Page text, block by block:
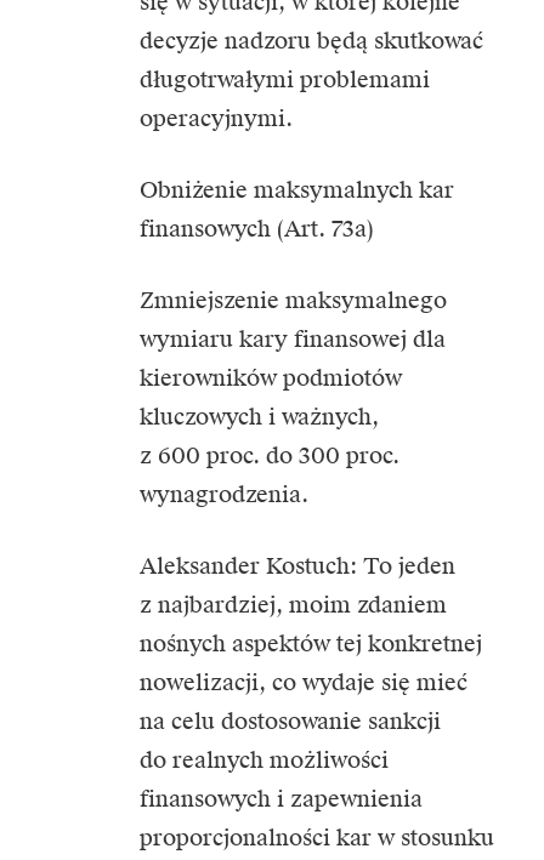
decyzje nadzoru będą skutkować
długotrwałymi problemami
operacyjnymi.
Obniżenie maksymalnych kar
finansowych (Art. 73a)
Zmniejszenie maksymalnego
wymiaru kary finansowej dla
kierowników podmiotów
kluczowych i ważnych,
z 600 proc. do 300 proc.
wynagrodzenia.
Aleksander Kostuch: To jeden
z najbardziej, moim zdaniem
nośnych aspektów tej konkretnej
nowelizacji, co wydaje się mieć
na celu dostosowanie sankcji
do realnych możliwości
finansowych i zapewnienia
proporcjonalności kar w stosunku